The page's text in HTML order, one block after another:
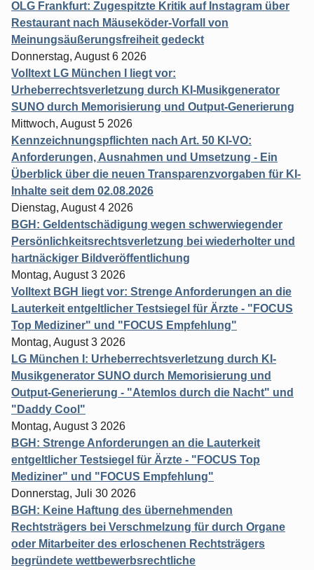
OLG Frankfurt: Zugespitzte Kritik auf Instagram über
Restaurant nach Mäuseköder-Vorfall von
Meinungsäußerungsfreiheit gedeckt
Donnerstag, August 6 2026
Volltext LG München I liegt vor:
Urheberrechtsverletzung durch KI-Musikgenerator
SUNO durch Memorisierung und Output-Generierung
Mittwoch, August 5 2026
Kennzeichnungspflichten nach Art. 50 KI-VO:
Anforderungen, Ausnahmen und Umsetzung - Ein
Überblick über die neuen Transparenzvorgaben für KI-
Inhalte seit dem 02.08.2026
Dienstag, August 4 2026
BGH: Geldentschädigung wegen schwerwiegender
Persönlichkeitsrechtsverletzung bei wiederholter und
hartnäckiger Bildveröffentlichung
Montag, August 3 2026
Volltext BGH liegt vor: Strenge Anforderungen an die
Lauterkeit entgeltlicher Testsiegel für Ärzte - "FOCUS
Top Mediziner" und "FOCUS Empfehlung"
Montag, August 3 2026
LG München I: Urheberrechtsverletzung durch KI-
Musikgenerator SUNO durch Memorisierung und
Output-Generierung - "Atemlos durch die Nacht" und
"Daddy Cool"
Montag, August 3 2026
BGH: Strenge Anforderungen an die Lauterkeit
entgeltlicher Testsiegel für Ärzte - "FOCUS Top
Mediziner" und "FOCUS Empfehlung"
Donnerstag, Juli 30 2026
BGH: Keine Haftung des übernehmenden
Rechtsträgers bei Verschmelzung für durch Organe
oder Mitarbeiter des erloschenen Rechtsträgers
begründete wettbewerbsrechtliche